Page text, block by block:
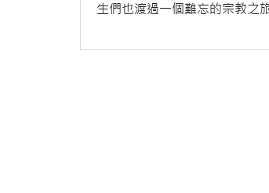
生們也渡過一個難忘的宗教之